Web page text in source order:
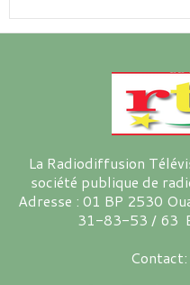
La Radiodiffusion
société publique de
Adresse : 01 BP 2530
31-83-53 / 63
Contact: